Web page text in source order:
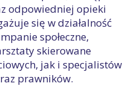
odpowiedniej opieki
się w działalność
społeczne,
skierowane
jak i specjalistów
prawników.